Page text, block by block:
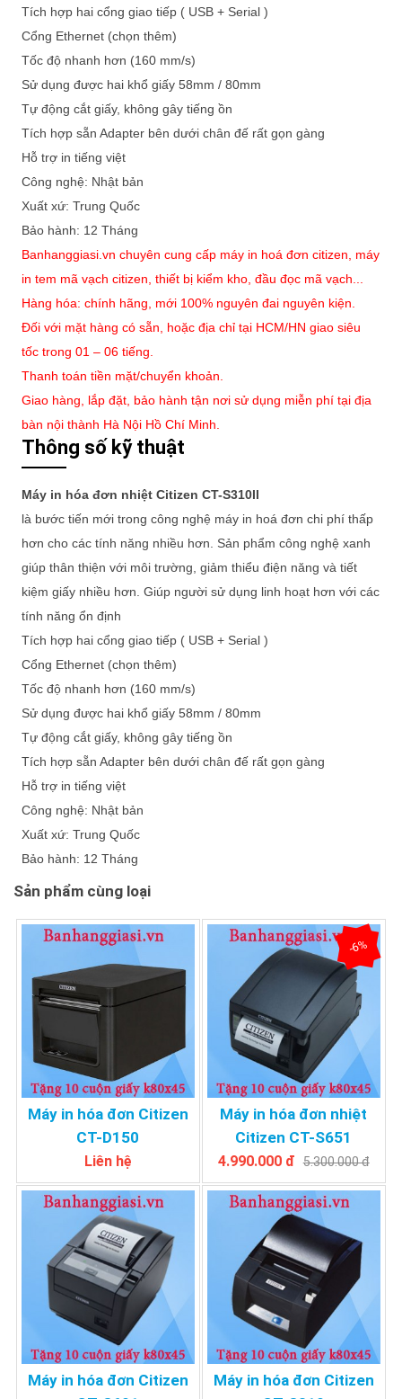
Tích hợp hai cổng giao tiếp ( USB + Serial )
Cổng Ethernet (chọn thêm)
Tốc độ nhanh hơn (160 mm/s)
Sử dụng được hai khổ giấy 58mm / 80mm
Tự động cắt giấy, không gây tiếng ồn
Tích hợp sẵn Adapter bên dưới chân đế rất gọn gàng
Hỗ trợ in tiếng việt
Công nghệ: Nhật bản
Xuất xứ: Trung Quốc
Bảo hành: 12 Tháng
Banhanggiasi.vn chuyên cung cấp máy in hoá đơn citizen, máy
in tem mã vạch citizen , thiết bị kiểm kho, đầu đọc mã vạch...
Hàng hóa: chính hãng, mới 100% nguyên đai nguyên kiện.
Đối với mặt hàng có sẵn, hoặc địa chỉ tại HCM/HN giao siêu
tốc trong 01 – 06 tiếng.
Thanh toán tiền mặt/chuyển khoản.
Giao hàng, lắp đặt, bảo hành tận nơi sử dụng miễn phí tại địa
bàn nội thành Hà Nội Hồ Chí Minh.
Thông số kỹ thuật
Máy in hóa đơn nhiệt Citizen CT-S310II
là bước tiến mới trong công nghệ máy in hoá đơn chi phí thấp
hơn cho các tính năng nhiều hơn. Sản phẩm công nghệ xanh
giúp thân thiện với môi trường, giảm thiểu điện năng và tiết
kiệm giấy nhiều hơn. Giúp người sử dụng linh hoạt hơn với các
tính năng ổn định
Tích hợp hai cổng giao tiếp ( USB + Serial )
Cổng Ethernet (chọn thêm)
Tốc độ nhanh hơn (160 mm/s)
Sử dụng được hai khổ giấy 58mm / 80mm
Tự động cắt giấy, không gây tiếng ồn
Tích hợp sẵn Adapter bên dưới chân đế rất gọn gàng
Hỗ trợ in tiếng việt
Công nghệ: Nhật bản
Xuất xứ: Trung Quốc
Bảo hành: 12 Tháng
Sản phẩm cùng loại
Máy in hóa đơn Citizen
CT-D150
Liên hệ
Máy in hóa đơn nhiệt
Citizen CT-S651
-6%
4.990.000 đ 5.300.000 đ
Máy in hóa đơn Citizen
Máy in hóa đơn Citizen